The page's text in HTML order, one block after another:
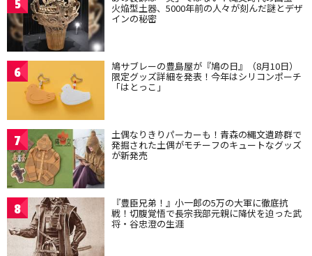
5 火焔型土器、5000年前の人々が刻んだ謎とデザ
インの秘密
6 鳩サブレーの豊島屋が『鳩の日』（8月10日）
限定グッズ詳細を発表！今年はシリコンポーチ
「はとっこ」
7 土偶なりきりパーカーも！青森の縄文遺跡群で
発掘された土偶がモチーフのキュートなグッズ
が新発売
8 『豊臣兄弟！』小一郎の5万の大軍に徹底抗
戦！切腹覚悟で長宗我部元親に降伏を迫った武
将・谷忠澄の生涯